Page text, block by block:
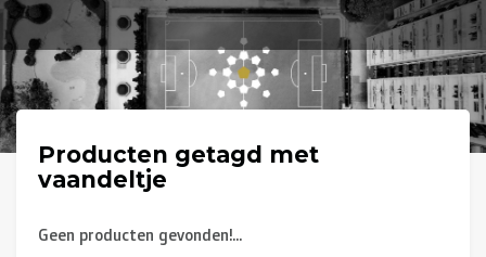
Union Saint-Gilloise
Topfanz Outlet
Marktrock
Alpecin Premier Tech /Fenix Premier Tech
Heroes
Producten getagd met
vaandeltje
Geen producten gevonden!...